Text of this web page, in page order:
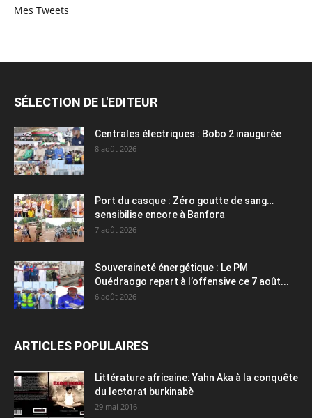
Mes Tweets
SÉLECTION DE L'EDITEUR
Centrales électriques : Bobo 2 inaugurée
8 août 2026
Port du casque : Zéro goutte de sang…
sensibilise encore à Banfora
7 août 2026
Souveraineté énergétique : Le PM
Ouédraogo repart à l’offensive ce 7 août...
6 août 2026
ARTICLES POPULAIRES
Littérature africaine: Yahn Aka à la conquête
du lectorat burkinabè
29 mai 2016